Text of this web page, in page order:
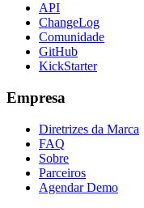
API
ChangeLog
Comunidade
GitHub
KickStarter
Empresa
Diretrizes da Marca
FAQ
Sobre
Parceiros
Agendar Demo